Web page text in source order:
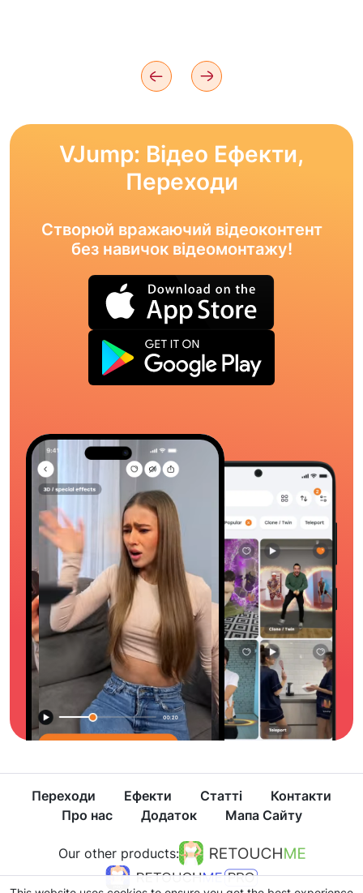
VJump: Відео Ефекти,
Переходи
Створюй вражаючий відеоконтент
без навичок відеомонтажу!
Переходи Ефекти Статті
Контакти
Про нас
Додаток Мапа Сайту
Our other products: